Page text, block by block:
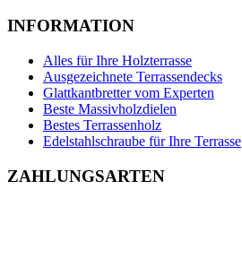
INFORMATION
Alles für Ihre Holzterrasse
Ausgezeichnete Terrassendecks
Glattkantbretter vom Experten
Beste Massivholzdielen
Bestes Terrassenholz
Edelstahlschraube für Ihre Terrasse
ZAHLUNGSARTEN